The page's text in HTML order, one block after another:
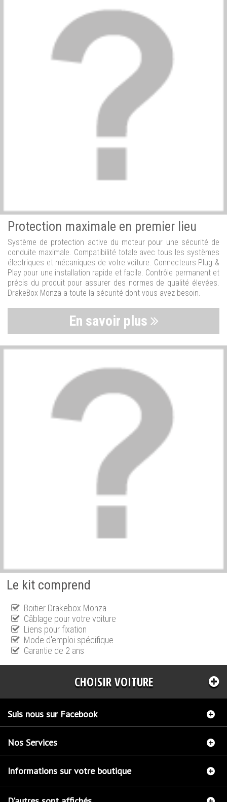
Protection maximale en premier lieu
Système de protection active du moteur pour une sécurité de
conduite maximale. Compatibilité totale avec tous les systèmes
électriques et mécaniques de votre voiture. Connecteurs Plug &
Play pour une installation rapide et facile. Contrôle permanent et
précis du produit pour assurer des normes de qualité élevées.
DrakeBox Monza a toute la sécurité dont vous avez besoin.
En savoir plus
Le kit comprend
Boitier Drakebox Monza
Câblage pour votre voiture
Liens pour fixation
Mode d'emploi spécifique
Garantie de 2 ans
CHOISIR VOITURE
Suis nous sur Facebook
Nos Services
Informations sur votre boutique